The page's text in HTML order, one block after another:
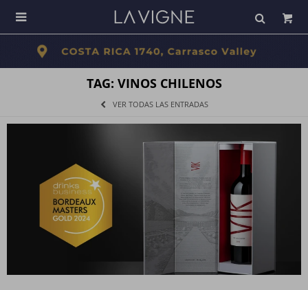

TAG: VINOS CHILENOS
VER TODAS LAS ENTRADAS